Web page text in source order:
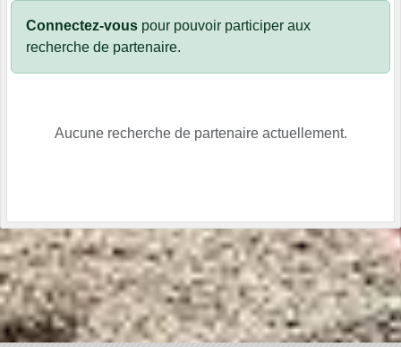
Connectez-vous pour pouvoir participer aux
recherche de partenaire.
Aucune recherche de partenaire actuellement.